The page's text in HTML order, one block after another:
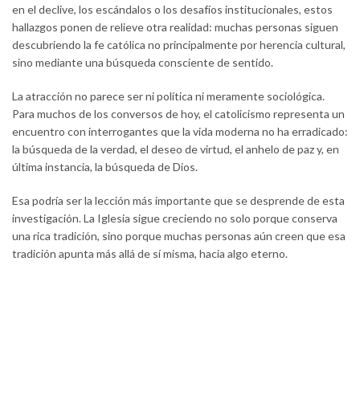
en el declive, los escándalos o los desafíos institucionales, estos
hallazgos ponen de relieve otra realidad: muchas personas siguen
descubriendo la fe católica no principalmente por herencia cultural,
sino mediante una búsqueda consciente de sentido.
La atracción no parece ser ni política ni meramente sociológica.
Para muchos de los conversos de hoy, el catolicismo representa un
encuentro con interrogantes que la vida moderna no ha erradicado:
la búsqueda de la verdad, el deseo de virtud, el anhelo de paz y, en
última instancia, la búsqueda de Dios.
Esa podría ser la lección más importante que se desprende de esta
investigación. La Iglesia sigue creciendo no solo porque conserva
una rica tradición, sino porque muchas personas aún creen que esa
tradición apunta más allá de sí misma, hacia algo eterno.